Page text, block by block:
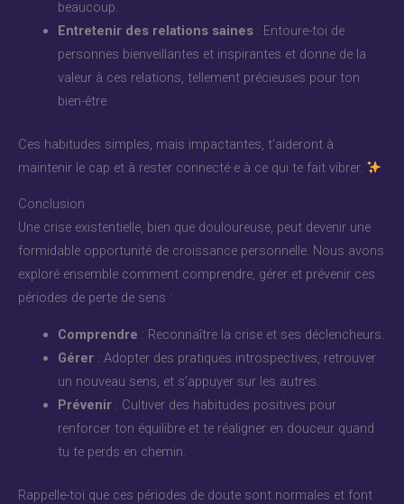
beaucoup.
Entretenir des relations saines: Entoure-toi de
personnes bienveillantes et inspirantes et donne de la
valeur à ces relations, tellement précieuses pour ton
bien-être.
Ces habitudes simples, mais impactantes, t’aideront à
maintenir le cap et à rester connecté·e à ce qui te fait vibrer.
Conclusion
Une crise existentielle, bien que douloureuse, peut devenir une
formidable opportunité de croissance personnelle. Nous avons
exploré ensemble comment comprendre, gérer et prévenir ces
périodes de perte de sens :
Comprendre : Reconnaître la crise et ses déclencheurs.
Gérer: Adopter des pratiques introspectives, retrouver
un nouveau sens, et s’appuyer sur les autres.
Prévenir: Cultiver des habitudes positives pour
renforcer ton équilibre et te réaligner en douceur quand
tu te perds en chemin.
Rappelle-toi que ces périodes de doute sont normales et font